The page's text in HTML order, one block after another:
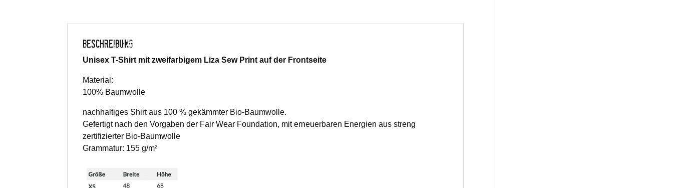
BESCHREIBUNG
Unisex T-Shirt mit zweifarbigem Liza Sew Print auf der Frontseite
Material:
100% Baumwolle
nachhaltiges Shirt aus 100 % gekämmter Bio-Baumwolle.
Gefertigt nach den Vorgaben der Fair Wear Foundation, mit erneuerbaren Energien aus streng
zertifizierter Bio-Baumwolle
Grammatur: 155 g/m²